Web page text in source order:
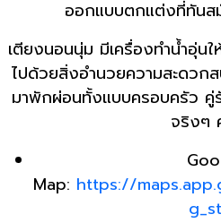
ออกแบบตกแต่งที่ทัน
เตียงนอนนุ่ม มีเครื่องทำน้ำอุ่น
ไปด้วยสิ่งอำนวยความสะดวกส
มาพักผ่อนทั้งแบบครอบครัว คู่
จริงๆ
Map: https://